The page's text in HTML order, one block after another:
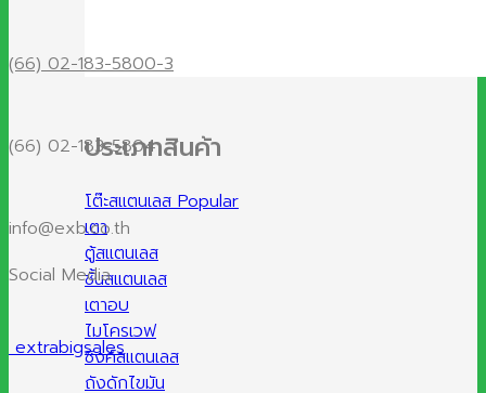
ประเภทสินค้า
โต๊ะสแตนเลส
เตา
ตู้สแตนเลส
ชั้นสแตนเลส
เตาอบ
ไมโครเวฟ
ซิงค์สแตนเลส
ถังดักไขมัน
(66) 02-183-5800-3
(66) 02-183-5804
info@exb.co.th
Social Media
extrabigsales